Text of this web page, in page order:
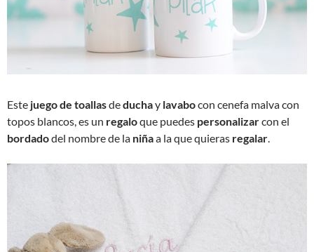
Este juego de toallasdeduchay lavabocon cenefa malva con
topos blancos, es un regaloque puedes personalizarcon el
bordadodel nombre de la niñaa la que quieras regalar